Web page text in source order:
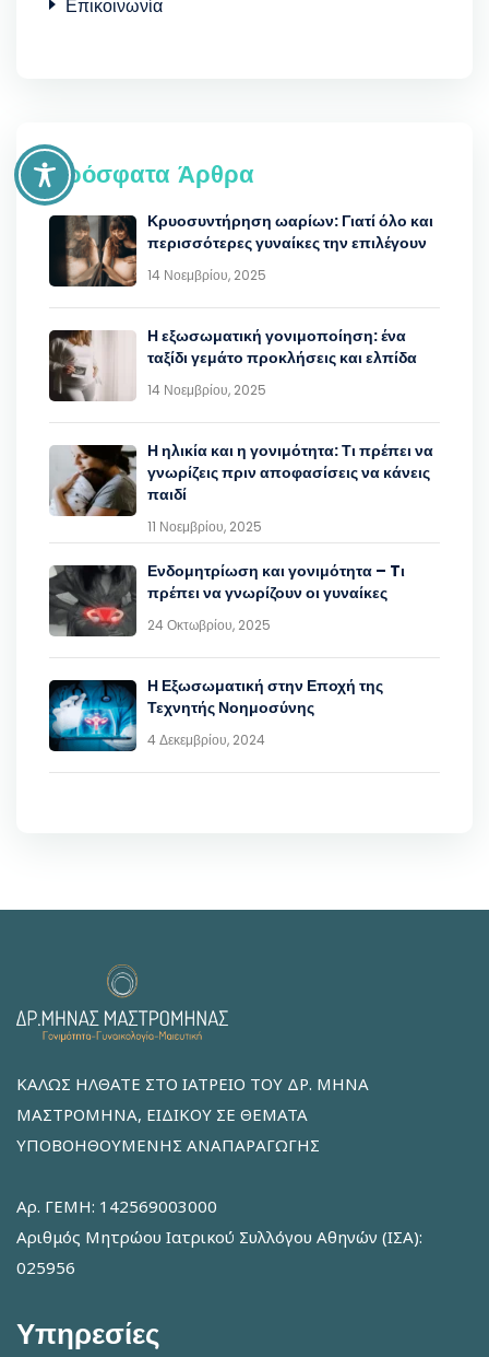
Επικοινωνία
Πρόσφατα Άρθρα
Κρυοσυντήρηση ωαρίων: Γιατί όλο και
περισσότερες γυναίκες την επιλέγουν
14 Νοεμβρίου, 2025
Η εξωσωματική γονιμοποίηση: ένα
ταξίδι γεμάτο προκλήσεις και ελπίδα
14 Νοεμβρίου, 2025
Η ηλικία και η γονιμότητα: Τι πρέπει να
γνωρίζεις πριν αποφασίσεις να κάνεις
παιδί
11 Νοεμβρίου, 2025
Ενδομητρίωση και γονιμότητα – Tι
πρέπει να γνωρίζουν οι γυναίκες
24 Οκτωβρίου, 2025
Η Εξωσωματική στην Εποχή της
Τεχνητής Νοημοσύνης
4 Δεκεμβρίου, 2024
ΚΑΛΩΣ ΗΛΘΑΤΕ ΣΤΟ ΙΑΤΡΕΙΟ ΤΟΥ ΔΡ. ΜΗΝΑ
ΜΑΣΤΡΟΜΗΝΑ, ΕΙΔΙΚΟΥ ΣΕ ΘΕΜΑΤΑ
ΥΠΟΒΟΗΘΟΥΜΕΝΗΣ ΑΝΑΠΑΡΑΓΩΓΗΣ
Αρ. ΓΕΜΗ: 142569003000
Αριθμός Μητρώου Ιατρικού Συλλόγου Αθηνών (ΙΣΑ):
025956
Υπηρεσίες